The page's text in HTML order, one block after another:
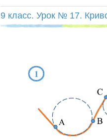
9 класс. Урок № 17.